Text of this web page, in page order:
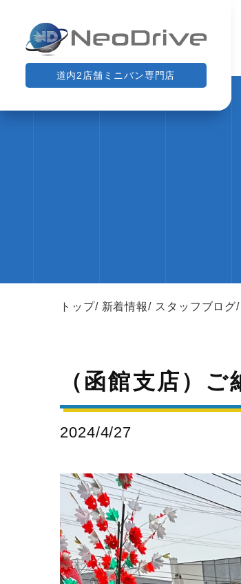
道内2店舗ミニバン専門店
トップ 新着情報 スタッフブログ
（函館支店）
2024/4/27